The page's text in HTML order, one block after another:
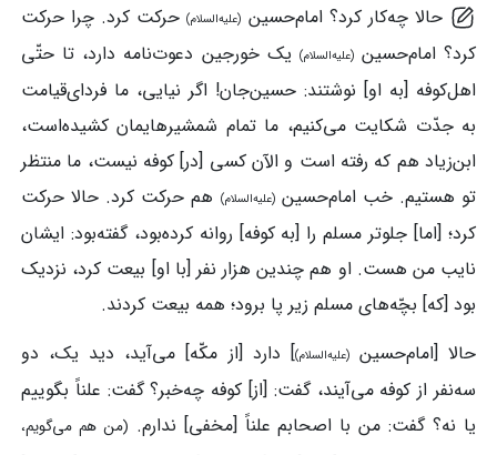
حالا چه‌کار کرد؟ امام‌حسین (علیه‌السلام)حرکت کرد. چرا حرکت
کرد؟ امام‌حسین(علیه‌السلام) یک خورجین دعوت‌نامه دارد، تا حتّی
اهل‌کوفه [به او] نوشتند: حسین‌جان! اگر نیایی، ما فردای‌قیامت
به جدّت شکایت می‌کنیم، ما تمام شمشیرهایمان کشیده‌است،
ابن‌زیاد هم که رفته است و الآن کسی [در] کوفه نیست، ما منتظر
تو هستیم. خب امام‌حسین(علیه‌السلام) هم حرکت کرد. حالا حرکت
کرد؛ [اما] جلوتر مسلم را [به کوفه] روانه کرده‌بود، گفته‌بود: ایشان
نایب من هست. او هم چندین هزار نفر [با او] بیعت کرد، نزدیک
بود [که] بچّه‌های مسلم زیر پا برود؛ همه بیعت کردند.
حالا [امام‌حسین(علیه‌السلام)] دارد [از مکّه] می‌آید، دید یک، دو
سه‌نفر از کوفه می‌آیند، گفت: [از] کوفه چه‌خبر؟ گفت: علناً بگوییم
یا نه؟ گفت: من با اصحابم علناً [مخفی] ندارم. (من هم می‌گویم،